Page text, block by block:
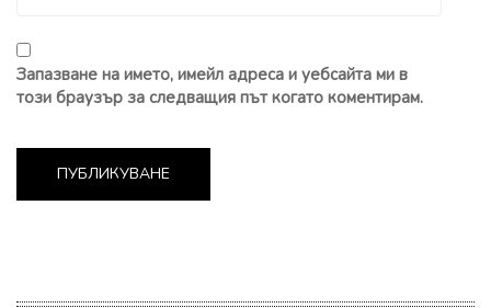
Запазване на името, имейл адреса и уебсайта ми в
този браузър за следващия път когато коментирам.